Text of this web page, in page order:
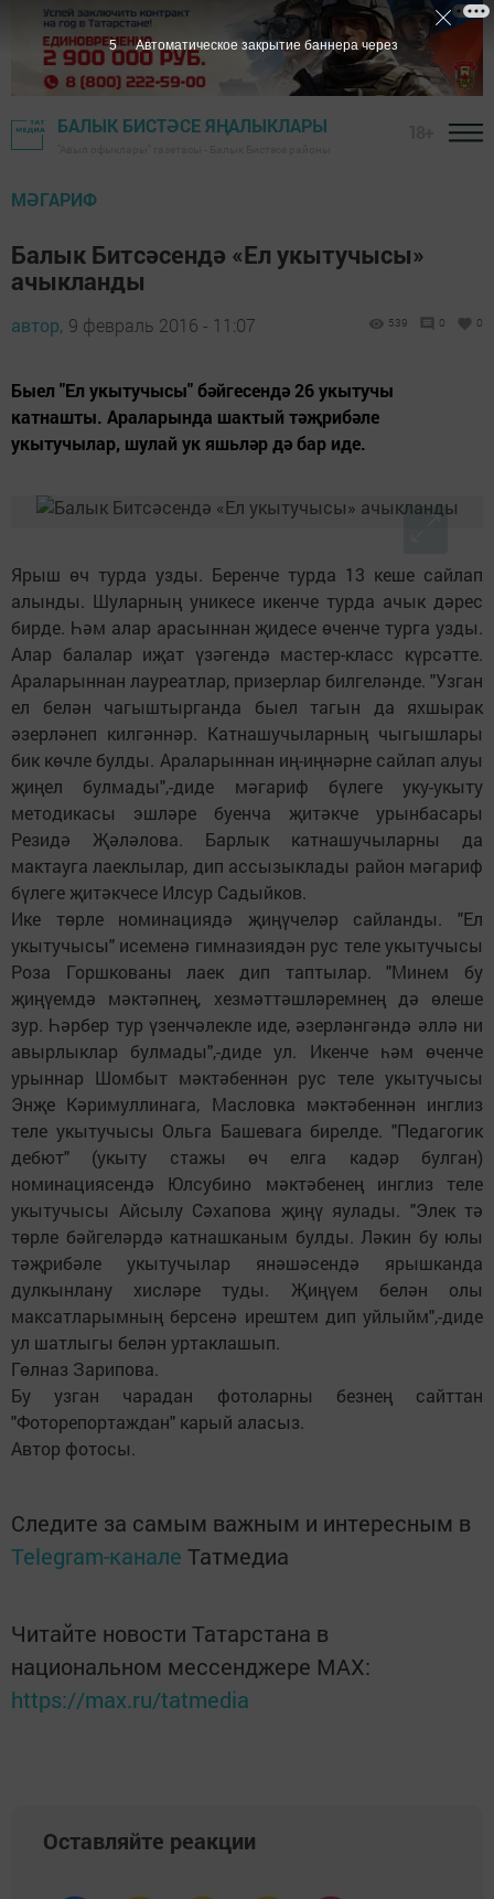
БАЛЫК БИСТӘСЕ ЯҢАЛЫКЛАРЫ
МӘГАРИФ
Балык Битсәсендә «Ел укытучысы»
ачыкланды
автор, 9 февраль 2016 - 11:07 539 0 0
Быел "Ел укытучысы" бәйгесендә 26 укытучы
катнашты. Араларында шактый тәҗрибәле
укытучылар, шулай ук яшьләр дә бар иде.
Ярыш өч турда узды. Беренче турда 13 кеше сайлап
алынды. Шуларның уникесе икенче турда ачык дәрес
бирде. Һәм алар арасыннан җидесе өченче турга узды.
Алар балалар иҗат үзәгендә мастер-класс күрсәтте.
Араларыннан лауреатлар, призерлар билгеләнде. "Узган
ел белән чагыштырганда быел тагын да яхшырак
әзерләнеп килгәннәр. Катнашучыларның чыгышлары
бик көчле булды. Араларыннан иң-иңнәрне сайлап алуы
җиңел булмады",-диде мәгариф бүлеге уку-укыту
методикасы эшләре буенча җитәкче урынбасары
Резидә Җәләлова. Барлык катнашучыларны да
мактауга лаеклылар, дип ассызыклады район мәгариф
бүлеге җитәкчесе Илсур Садыйков.
Ике төрле номинациядә җиңүчеләр сайланды. "Ел
укытучысы" исеменә гимназиядән рус теле укытучысы
Роза Горшкованы лаек дип таптылар. "Минем бу
җиңүемдә мәктәпнең, хезмәттәшләремнең дә өлеше
зур. Һәрбер тур үзенчәлекле иде, әзерләнгәндә әллә ни
авырлыклар булмады",-диде ул. Икенче һәм өченче
урыннар Шомбыт мәктәбеннән рус теле укытучысы
Энҗе Кәримуллинага, Масловка мәктәбеннән инглиз
теле укытучысы Ольга Башевага бирелде. "Педагогик
дебют" (укыту стажы өч елга кадәр булган)
номинациясендә Юлсубино мәктәбенең инглиз теле
укытучысы Айсылу Сәхапова җиңү яулады. "Элек тә
төрле бәйгеләрдә катнашканым булды. Ләкин бу юлы
тәҗрибәле укытучылар янәшәсендә ярышканда
дулкынлану хисләре туды. Җиңүем белән олы
максатларымның берсенә ирештем дип уйлыйм",-диде
ул шатлыгы белән уртаклашып.
Гөлназ Зарипова.
Бу узган чарадан фотоларны безнең сайттан
"Фоторепортаждан" карый аласыз.
Автор фотосы.
Следите за самым важным и интересным в
Telegram-канале Татмедиа
Читайте новости Татарстана в
национальном мессенджере MАХ:
https://max.ru/tatmedia
Оставляйте реакции
4 Автоматическое закрытие баннера через